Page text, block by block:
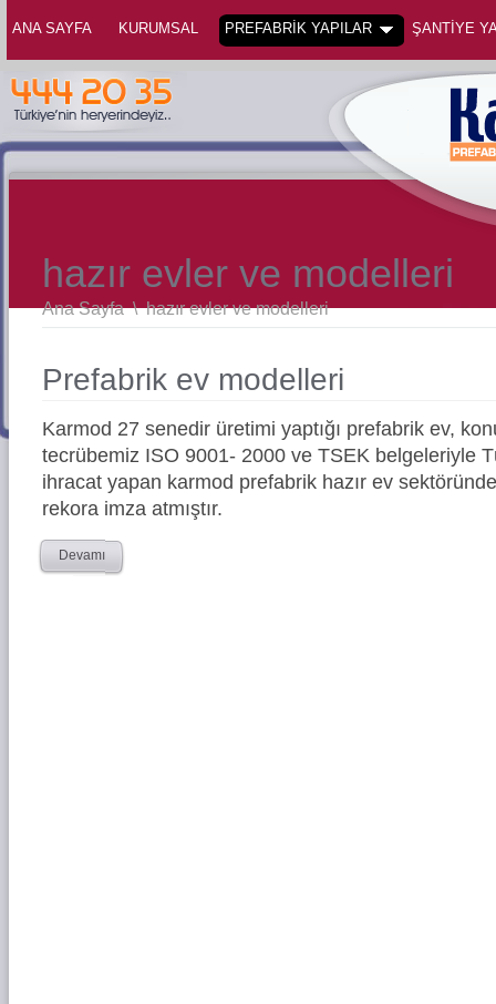
ANA SAYFA KURUMSAL PREFABRİK YAPILAR ŞANTİYE
hazır evler ve modelleri
Ana Sayfa \hazır evler ve modelleri
Prefabrik ev modelleri
Karmod 27 senedir üretimi yaptığı prefabrik ev,
tecrübemiz ISO 9001- 2000 ve TSEK belgeleriyle
ihracat yapan karmod prefabrik hazır ev
rekora imza atmıştır.
Devamı